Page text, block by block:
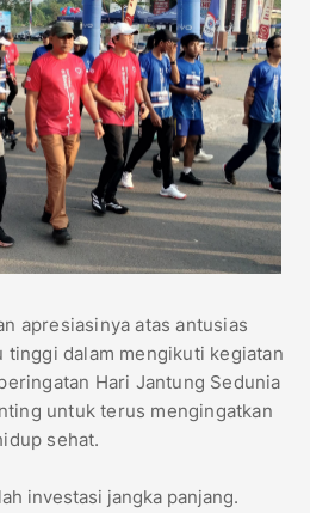
apresiasinya atas antusias
tinggi dalam mengikuti kegiatan
Hari Jantung Sedunia
untuk terus mengingatkan
sehat.
investasi jangka panjang.